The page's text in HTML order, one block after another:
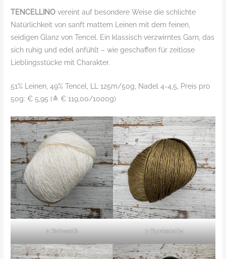
TENCELLINO vereint auf besondere Weise die schlichte
Natürlichkeit von sanft mattem Leinen mit dem feinen,
seidigen Glanz von Tencel. Ein klassisch verzwirntes Garn, das
sich ruhig und edel anfühlt – wie geschaffen für zeitlose
Lieblingsstücke mit Charakter.
51% Leinen, 49% Tencel, LL 125m/50g, Nadel 4-4,5, Preis pro
50g: € 5,95 (≙ € 119,00/1000g)
2 Rohweiß 7 Dunkeloliv